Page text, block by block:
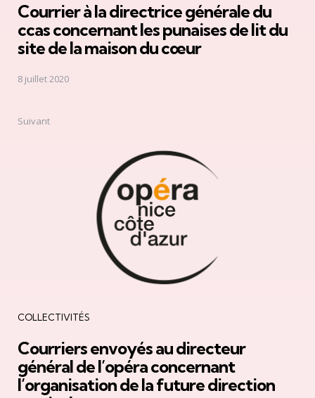
Courrier à la directrice générale du
ccas concernant les punaises de lit du
site de la maison du cœur
8 juillet 2020
Suivant
COLLECTIVITÉS
Courriers envoyés au directeur
général de l’opéra concernant
l’organisation de la future direction